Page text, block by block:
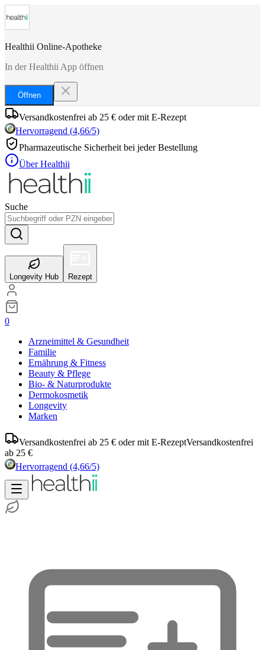
Healthii Online-Apotheke
In der Healthii App öffnen
Öffnen
Versandkostenfrei ab 25 € oder mit E-Rezept
Hervorragend (4,66/5)
Pharmazeutische Sicherheit bei jeder Bestellung
Über Healthii
Suche
Longevity Hub Rezept
0
Arzneimittel & Gesundheit
Familie
Ernährung & Fitness
Beauty & Pflege
Bio- & Naturprodukte
Dermokosmetik
Longevity
Marken
Versandkostenfrei ab 25 € oder mit E-RezeptVersandkostenfrei
ab 25 €
Hervorragend (4,66/5)